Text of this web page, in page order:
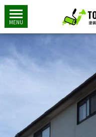
MENU
川口様5
2018年11月17日
900 × 1200